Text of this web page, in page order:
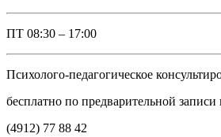
ПТ 08:30 – 17:00
Психолого-педагогическое
бесплатно по предварительной записи
(4912) 77 88 42